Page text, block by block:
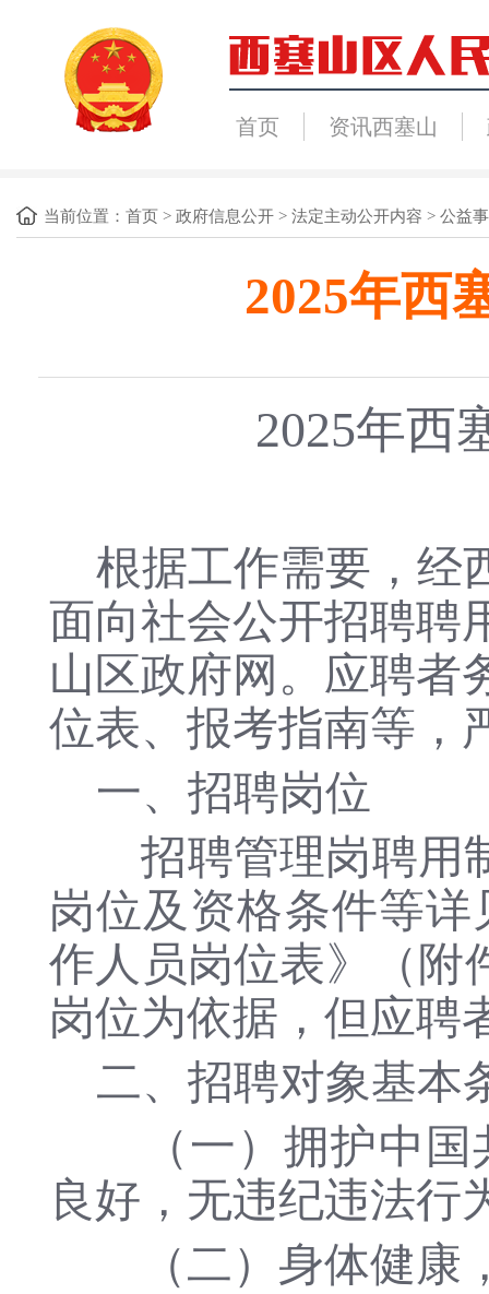
首页 资讯西塞山
当前位置： 首页 > 政府信息公开 > 法定主动公开内容 > 公益
2025年西
2025年西
根据工作需要，经
面向社会公开招聘聘
山区政府网。应聘者
位表、报考指南等，
一、招聘岗位
招聘管理岗聘用制
岗位及资格条件等
作人员岗位表》（附
岗位为依据，但应聘
二、招聘对象基本
（一）拥护中国
良好，无违纪违法行
（二）身体健康，